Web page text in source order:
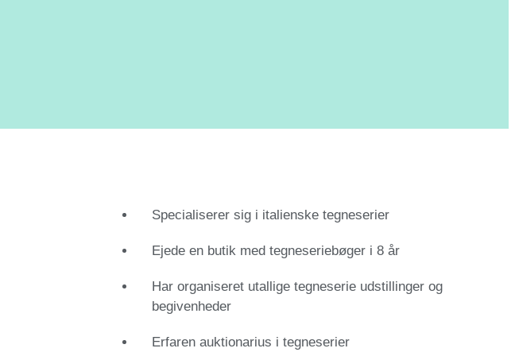
Specialiserer sig i italienske tegneserier
Ejede en butik med tegneseriebøger i 8 år
Har organiseret utallige tegneserie udstillinger og
begivenheder
Erfaren auktionarius i tegneserier